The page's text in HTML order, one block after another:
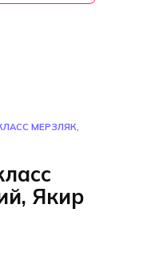
МЕРЗЛЯК,
Якир